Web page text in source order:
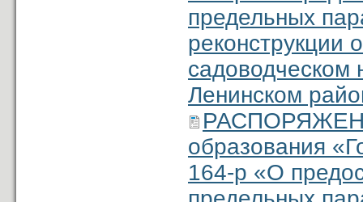
предельных
реконструкции
садоводческом
Ленинском
образования
164-р «О